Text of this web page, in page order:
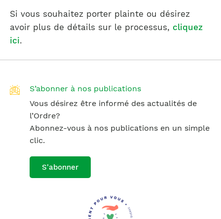
Si vous souhaitez porter plainte ou désirez
avoir plus de détails sur le processus, cliquez
ici.
S’abonner à nos publications
Vous désirez être informé des actualités de
l’Ordre?
Abonnez-vous à nos publications en un simple
clic.
S'abonner